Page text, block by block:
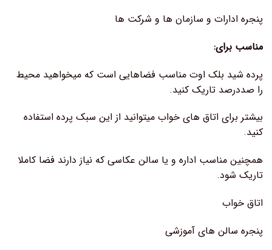
پنجره ادارات و سازمان ها و شرکت ها
مناسب برای:
پرده شید بلک اوت مناسب فضاهایی است که میخواهید محیط
را صددرصد تاریک کنید.
بیشتر برای اتاق های خواب میتوانید از این سبک پرده استفاده
کنید.
همچنین مناسب اداره و یا سالن عکاسی که نیاز دارند فضا کاملا
تاریک شود.
اتاق خواب
پنجره سالن های آموزشی